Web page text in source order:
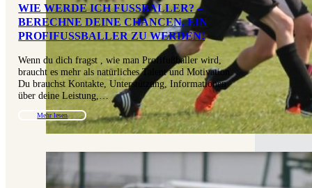
WIE WERDE ICH FUSSBALLER? – B
ERECHNE DEINE CHANCEN, EIN P
ROFIFUSSBALLER ZU WERDEN!
Wenn du dich fragst , wie man Profifußballer wird,
braucht es mehr als natürliches Talent und Motivation.
Du brauchst Kontakte, Unterstützung, Informationen
über deine Leistung,…
Mehr lesen